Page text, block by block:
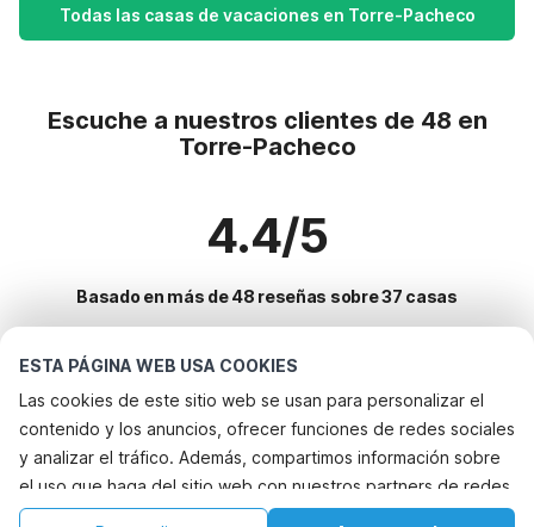
ESTA PÁGINA WEB USA COOKIES
Las cookies de este sitio web se usan para personalizar el
contenido y los anuncios, ofrecer funciones de redes sociales
y analizar el tráfico. Además, compartimos información sobre
el uso que haga del sitio web con nuestros partners de redes
sociales, publicidad y análisis web, quienes pueden
Todas las casas de vacaciones en Torre-Pacheco
Escuche a nuestros clientes de 48 en
Torre-Pacheco
4.4/5
Basado en más de 48 reseñas sobre 37 casas
Destinos más populares para vacaciones
Ciudades con los mejores servicios para vacaciones
Alquileres vacacionales para familias con niños sucina
Alquileres vacacionales para familias con niños san-pedro-del-
Servicios populares para vacaciones en Torre-pacheco